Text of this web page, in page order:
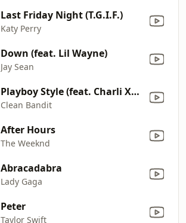
Last Friday Night (T.G.I.F.)
Katy Perry
Down (feat. Lil Wayne)
Jay Sean
Playboy Style (feat. Charli XCX & Bhad Bhabie)
Clean Bandit
After Hours
The Weeknd
Abracadabra
Lady Gaga
Peter
Taylor Swift